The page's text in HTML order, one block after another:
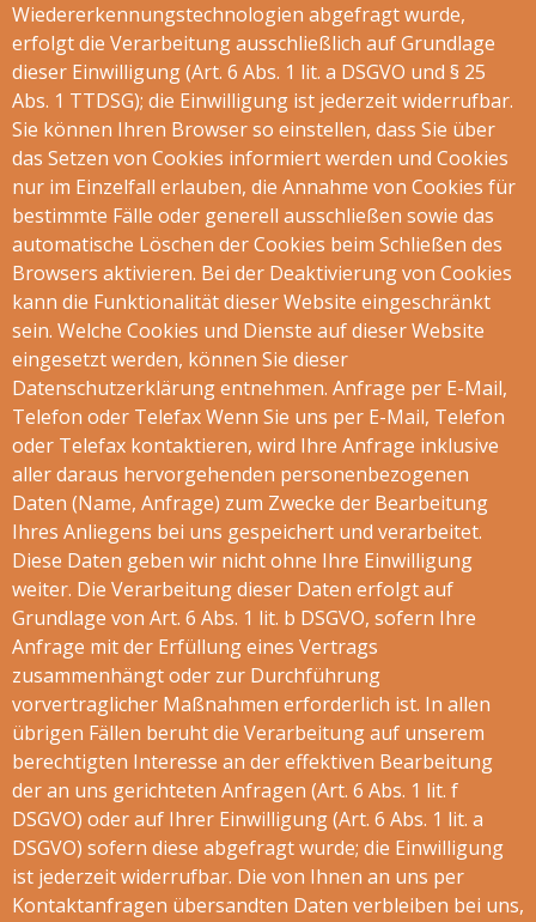
Wiedererkennungstechnologien abgefragt wurde,
erfolgt die Verarbeitung ausschließlich auf Grundlage
dieser Einwilligung (Art. 6 Abs. 1 lit. a DSGVO und § 25
Abs. 1 TTDSG); die Einwilligung ist jederzeit widerrufbar.
Sie können Ihren Browser so einstellen, dass Sie über
das Setzen von Cookies informiert werden und Cookies
nur im Einzelfall erlauben, die Annahme von Cookies für
bestimmte Fälle oder generell ausschließen sowie das
automatische Löschen der Cookies beim Schließen des
Browsers aktivieren. Bei der Deaktivierung von Cookies
kann die Funktionalität dieser Website eingeschränkt
sein. Welche Cookies und Dienste auf dieser Website
eingesetzt werden, können Sie dieser
Datenschutzerklärung entnehmen. Anfrage per E-Mail,
Telefon oder Telefax Wenn Sie uns per E-Mail, Telefon
oder Telefax kontaktieren, wird Ihre Anfrage inklusive
aller daraus hervorgehenden personenbezogenen
Daten (Name, Anfrage) zum Zwecke der Bearbeitung
Ihres Anliegens bei uns gespeichert und verarbeitet.
Diese Daten geben wir nicht ohne Ihre Einwilligung
weiter. Die Verarbeitung dieser Daten erfolgt auf
Grundlage von Art. 6 Abs. 1 lit. b DSGVO, sofern Ihre
Anfrage mit der Erfüllung eines Vertrags
zusammenhängt oder zur Durchführung
vorvertraglicher Maßnahmen erforderlich ist. In allen
übrigen Fällen beruht die Verarbeitung auf unserem
berechtigten Interesse an der effektiven Bearbeitung
der an uns gerichteten Anfragen (Art. 6 Abs. 1 lit. f
DSGVO) oder auf Ihrer Einwilligung (Art. 6 Abs. 1 lit. a
DSGVO) sofern diese abgefragt wurde; die Einwilligung
ist jederzeit widerrufbar. Die von Ihnen an uns per
Kontaktanfragen übersandten Daten verbleiben bei uns,